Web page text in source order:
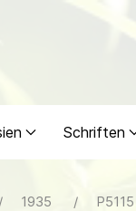
Schriften
1935 P5115